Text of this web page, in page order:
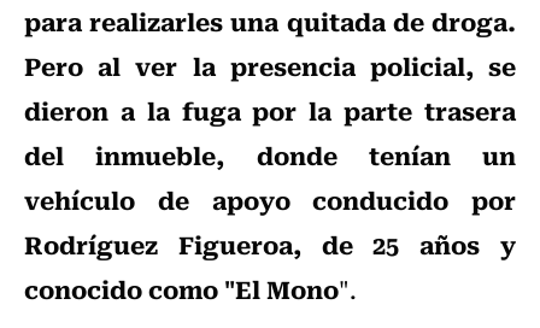
para realizarles una quitada de droga.
Pero al ver la presencia policial, se
dieron a la fuga por la parte trasera
del inmueble, donde tenían un
vehículo de apoyo conducido por
Rodríguez Figueroa, de 25 años y
conocido como "El Mono".